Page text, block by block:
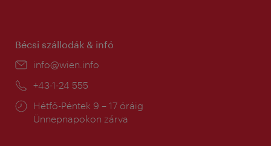
Bécsi szállodák & infó
E-
info@wien.info
Telefon:
+43-1-24 555
Nyitva
tartás:
Hétfő-Péntek 9 – 17 óráig
Ünnepnapokon zárva